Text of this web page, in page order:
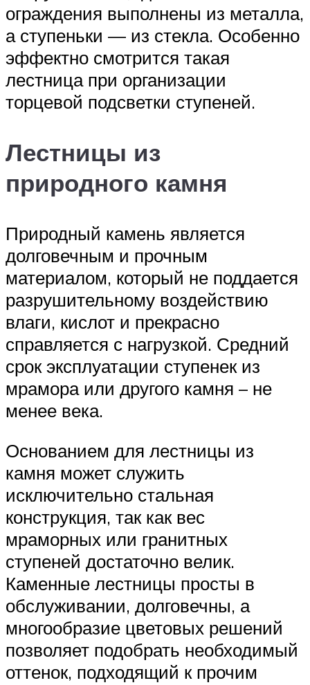
ограждения выполнены из металла,
а ступеньки — из стекла. Особенно
эффектно смотрится такая
лестница при организации
торцевой подсветки ступеней.
Лестницы из
природного камня
Природный камень является
долговечным и прочным
материалом, который не поддается
разрушительному воздействию
влаги, кислот и прекрасно
справляется с нагрузкой. Средний
срок эксплуатации ступенек из
мрамора или другого камня – не
менее века.
Основанием для лестницы из
камня может служить
исключительно стальная
конструкция, так как вес
мраморных или гранитных
ступеней достаточно велик.
Каменные лестницы просты в
обслуживании, долговечны, а
многообразие цветовых решений
позволяет подобрать необходимый
оттенок, подходящий к прочим